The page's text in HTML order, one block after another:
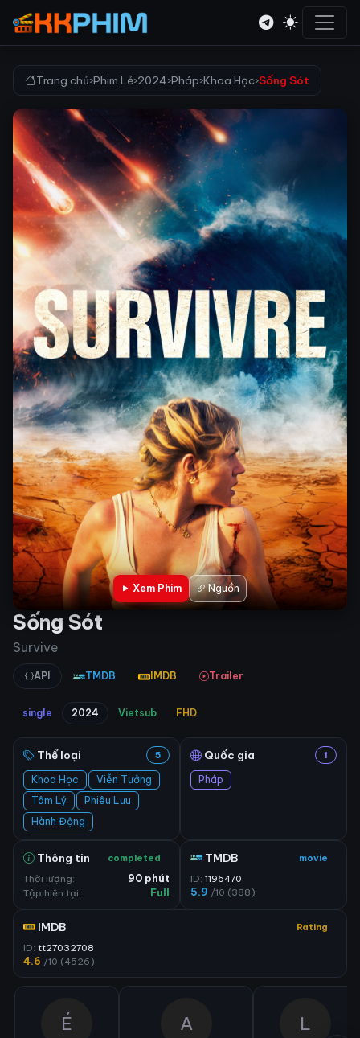
Trang chủ›Phim Lẻ›2024›Pháp›Khoa Học›Sống Sót
Xem Phim Nguồn
Sống Sót
Survive
API TMDB IMDB Trailer
single 2024 Vietsub FHD
Thể loại 5
Khoa Học
Viễn Tưởng
Tâm Lý
Phiêu Lưu
Hành Động
Quốc gia 1
Pháp
Thông tin completed
Thời lượng:
90 phút
Tập hiện tại:
Full
TMDB movie
ID: 1196470
5.9 /10 (388)
IMDB Rating
ID: tt27032708
4.6 /10 (4526)
É A L